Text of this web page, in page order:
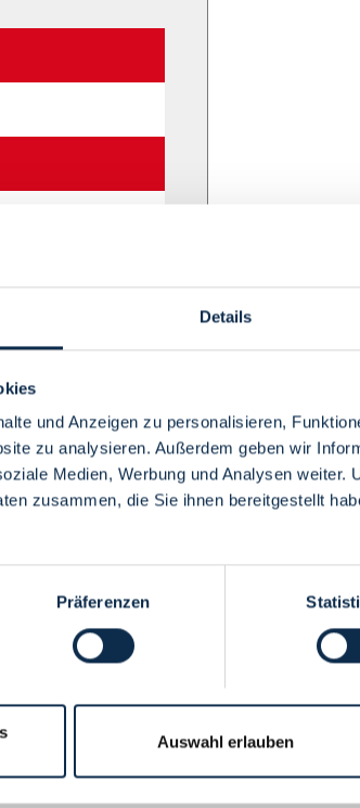
Details
und Anzeigen zu personalisieren,
zu analysieren. Außerdem geben wir
Medien, Werbung und Analysen weiter.
zusammen, die Sie ihnen bereitgestellt
Präferenzen
Auswahl erlauben
Menü